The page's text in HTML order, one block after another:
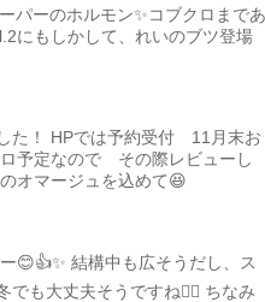
パーのホルモン✨コブクロまであ
にもしかして、れいのブツ登場
た！ HPでは予約受付 11月末お
予定なので その際レビューし
オマージュを込めて😆
😊👍✨ 結構中も広そうだし、ス
でも大丈夫そうですね🙆‍♂️ ちなみ